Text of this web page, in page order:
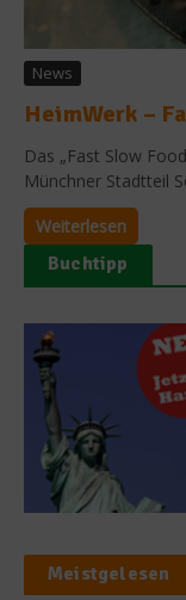
News
HeimWerk –
Das „Fast Slow
Münchner Stadtteil
Weiterlesen
Buchtipp
Meistgelesen